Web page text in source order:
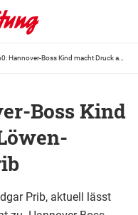
Boss Kind
Prib, aktuell lässt